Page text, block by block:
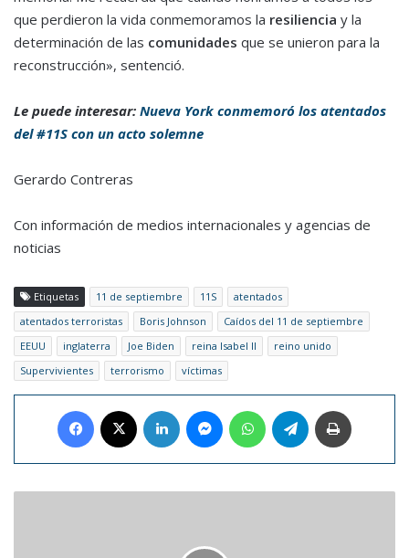
que perdieron la vida conmemoramos la resiliencia y la
determinación de las comunidades que se unieron para la
reconstrucción», sentenció.
Le puede interesar: Nueva York conmemoró los atentados
del #11S con un acto solemne
Gerardo Contreras
Con información de medios internacionales y agencias de
noticias
Etiquetas 11 de septiembre 11S
atentados
atentados terroristas
Boris Johnson
Caídos del 11 de septiembre
EEUU
inglaterra Joe Biden reina Isabel II
reino unido
Supervivientes
terrorismo víctimas
Facebook LinkedIn MessengerWhatsAppTelegram